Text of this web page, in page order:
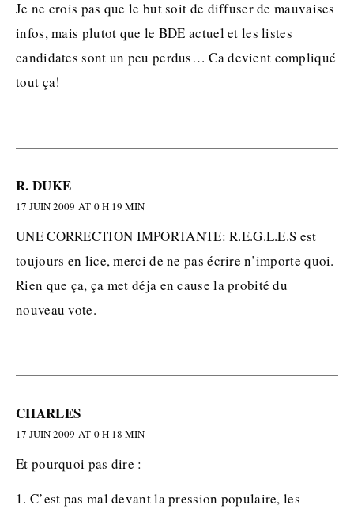
Je ne crois pas que le but soit de diffuser de mauvaises
infos, mais plutot que le BDE actuel et les listes
candidates sont un peu perdus… Ca devient compliqué
tout ça!
R. DUKE
17 JUIN 2009 AT 0 H 19 MIN
UNE CORRECTION IMPORTANTE: R.E.G.L.E.S est
toujours en lice, merci de ne pas écrire n’importe quoi.
Rien que ça, ça met déja en cause la probité du
nouveau vote.
CHARLES
17 JUIN 2009 AT 0 H 18 MIN
Et pourquoi pas dire :
1. C’est pas mal devant la pression populaire, les